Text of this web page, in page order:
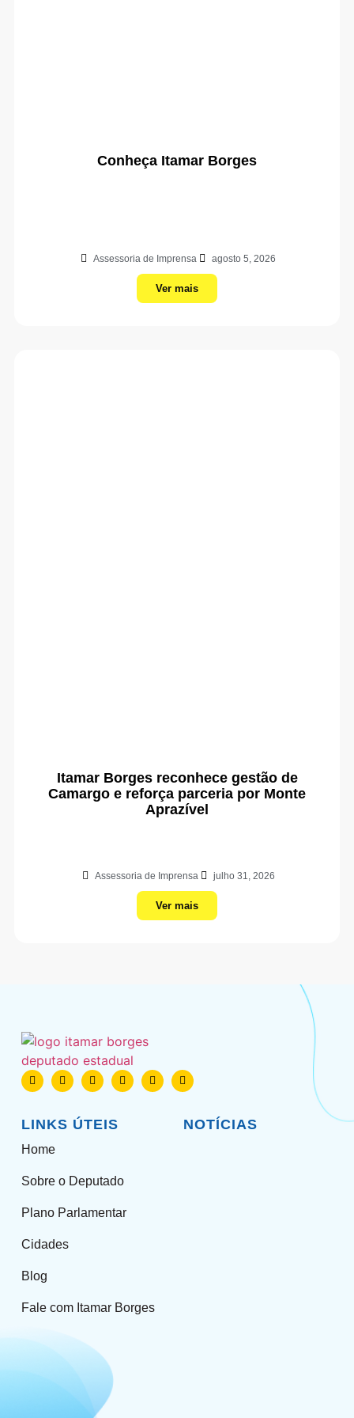
Conheça Itamar Borges
Assessoria de Imprensa agosto 5, 2026
Ver mais
Itamar Borges reconhece gestão de
Camargo e reforça parceria por Monte
Aprazível
Assessoria de Imprensa julho 31, 2026
Ver mais
LINKS ÚTEIS
Home
Sobre o Deputado
Plano Parlamentar
Cidades
Blog
Fale com Itamar Borges
NOTÍCIAS